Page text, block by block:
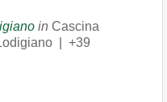
in Cascina
+39